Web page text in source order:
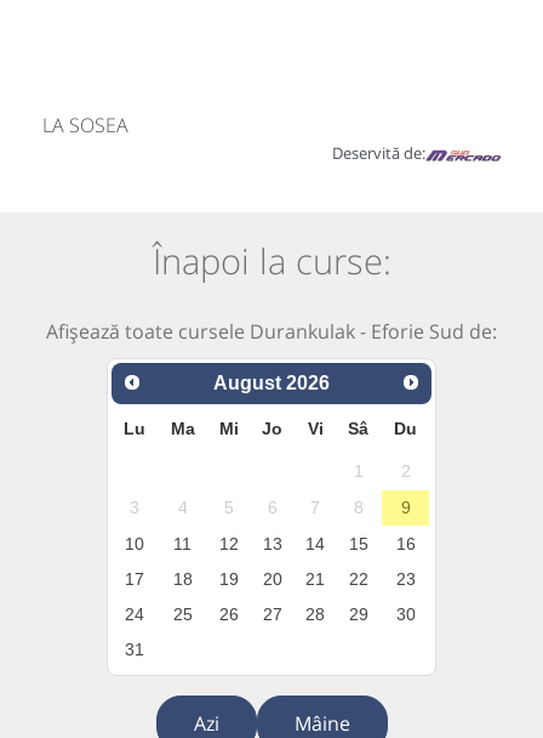
LA SOSEA
Deservită de:
Înapoi la curse:
Afișează toate cursele Durankulak - Eforie Sud de:
August 2026
Lu Ma Mi Jo Vi Sâ Du
1
2
3
4 5 6 7 8
9
10
11 12 13 14 15
16
17
18 19 20 21 22
23
24
25 26 27 28 29
30
31
Azi Mâine